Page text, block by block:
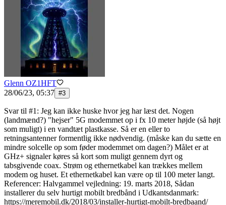
Glenn OZ1HFT
28/06/23, 05:37 #3
Svar til #1: Jeg kan ikke huske hvor jeg har læst det. Nogen
(landmænd?) "hejser" 5G modemmet op i fx 10 meter højde (så højt
som muligt) i en vandtæt plastkasse. Så er en eller to
retningsantenner formentlig ikke nødvendig. (måske kan du sætte en
mindre solcelle op som føder modemmet om dagen?) Målet er at
GHz+ signaler køres så kort som muligt gennem dyrt og
tabsgivende coax. Strøm og ethernetkabel kan trækkes mellem
modem og huset. Et ethernetkabel kan være op til 100 meter langt.
Referencer: Halvgammel vejledning: 19. marts 2018, Sådan
installerer du selv hurtigt mobilt bredbånd i Udkantsdanmark:
https://meremobil.dk/2018/03/installer-hurtigt-mobilt-bredbaand/